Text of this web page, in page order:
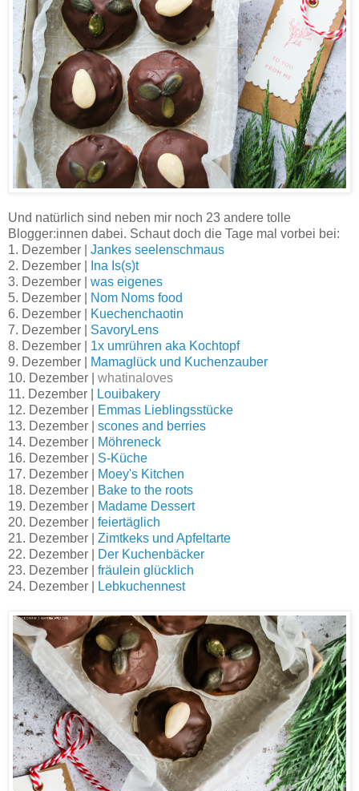
Und natürlich sind neben mir noch 23 andere tolle
Blogger:innen dabei. Schaut doch die Tage mal vorbei bei:
1. Dezember | Jankes seelenschmaus
2. Dezember |
Ina Is(s)t
3. Dezember | was eigenes
5. Dezember |
Nom Noms food
6. Dezember |
Kuechenchaotin
7. Dezember | SavoryLens
8. Dezember | 1x umrühren aka Kochtopf
9. Dezember |
Mamaglück und Kuchenzauber
10. Dezember | whatinaloves
11. Dezember |
Louibakery
12. Dezember |
Emmas Lieblingsstücke
13. Dezember | scones and berries
14. Dezember |
Möhreneck
16. Dezember | S-Küche
17. Dezember |
Moey's Kitchen
18. Dezember |
Bake to the roots
19. Dezember |
Madame Dessert
20. Dezember | feiertäglich
21. Dezember | Zimtkeks und Apfeltarte
22. Dezember |
Der Kuchenbäcker
23. Dezember | fräulein glücklich
24. Dezember |
Lebkuchennest